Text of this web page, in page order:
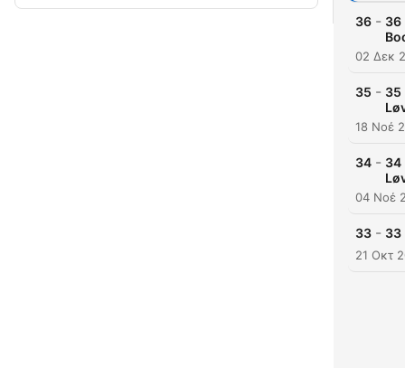
36 - 36
02 Δεκ
35 - 35
18 Νοέ
34 - 34
04 Νοέ
33 - 33
21 Οκτ